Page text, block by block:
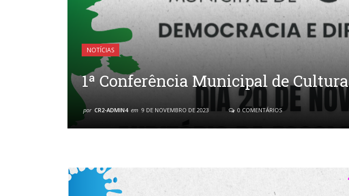
NOTÍCIAS
1ª Conferência Municipal de Cultura
por CR2-ADMIN4 em 9 DE NOVEMBRO DE 2023 0 COMENTÁRIOS